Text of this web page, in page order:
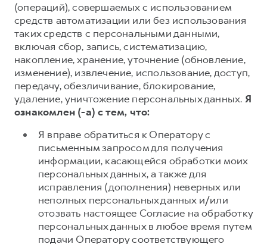
(операций), совершаемых с использованием
средств автоматизации или без использования
таких средств с персональными данными,
включая сбор, запись, систематизацию,
накопление, хранение, уточнение (обновление,
изменение), извлечение, использование, доступ,
передачу, обезличивание, блокирование,
удаление, уничтожение персональных данных. Я
ознакомлен (-а) с тем, что:
Я вправе обратиться к Оператору с
письменным запросом для получения
информации, касающейся обработки моих
персональных данных, а также для
исправления (дополнения) неверных или
неполных персональных данных и/или
отозвать настоящее Согласие на обработку
персональных данных в любое время путем
подачи Оператору соответствующего